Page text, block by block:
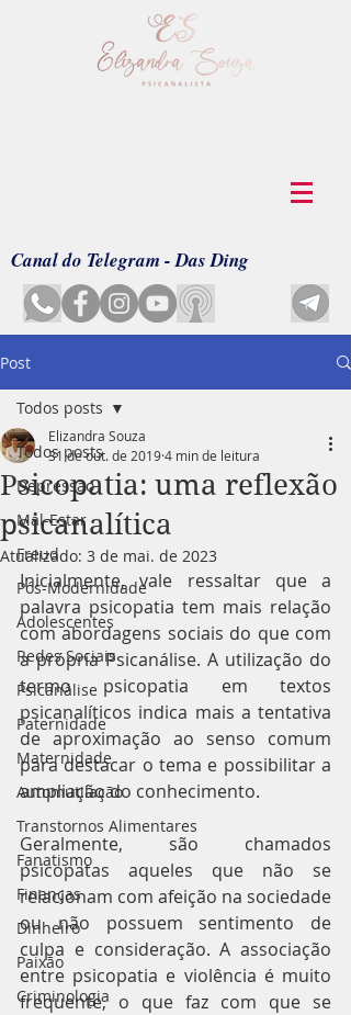
Canal do Telegram - Das Ding
Post
Todos posts
Depressão
Mal-Estar
Freud
Pós-Modernidade
Adolescentes
Redes Sociais
Psicanálise
Paternidade
Maternidade
Automutilação
Transtornos Alimentares
Fanatismo
Finanças
Dinheiro
Paixão
Criminologia
Todos posts
Psicopatia: uma reflexão
psicanalítica
Elizandra Souza
31 de out. de 20194 min de leitura
Atualizado: 3 de mai. de 2023
Inicialmente, vale ressaltar que a
palavra psicopatia tem mais relação
com abordagens sociais do que com
a própria Psicanálise. A utilização do
termo psicopatia em textos
psicanalíticos indica mais a tentativa
de aproximação ao senso comum
para destacar o tema e possibilitar a
ampliação do conhecimento.
Geralmente, são chamados
psicopatas aqueles que não se
relacionam com afeição na sociedade
ou não possuem sentimento de
culpa e consideração. A associação
entre psicopatia e violência é muito
frequente, o que faz com que se